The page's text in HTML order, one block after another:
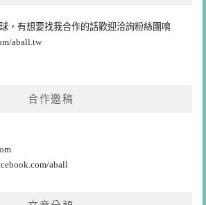
，有想要找我合作的話歡迎洽詢粉絲團唷
aball.tw
合作邀稿
aball